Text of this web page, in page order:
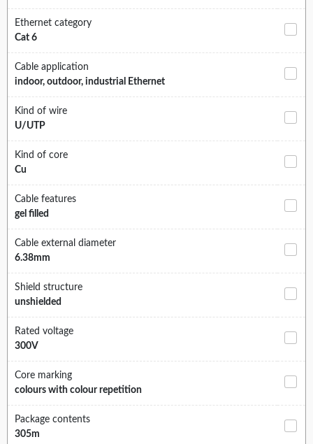
Ethernet category
Cat 6
Cable application
indoor, outdoor, industrial Ethernet
Kind of wire
U/UTP
Kind of core
Cu
Cable features
gel filled
Cable external diameter
6.38mm
Shield structure
unshielded
Rated voltage
300V
Core marking
colours with colour repetition
Package contents
305m